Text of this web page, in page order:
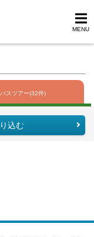
MENU
バスツアー(32件)
込む